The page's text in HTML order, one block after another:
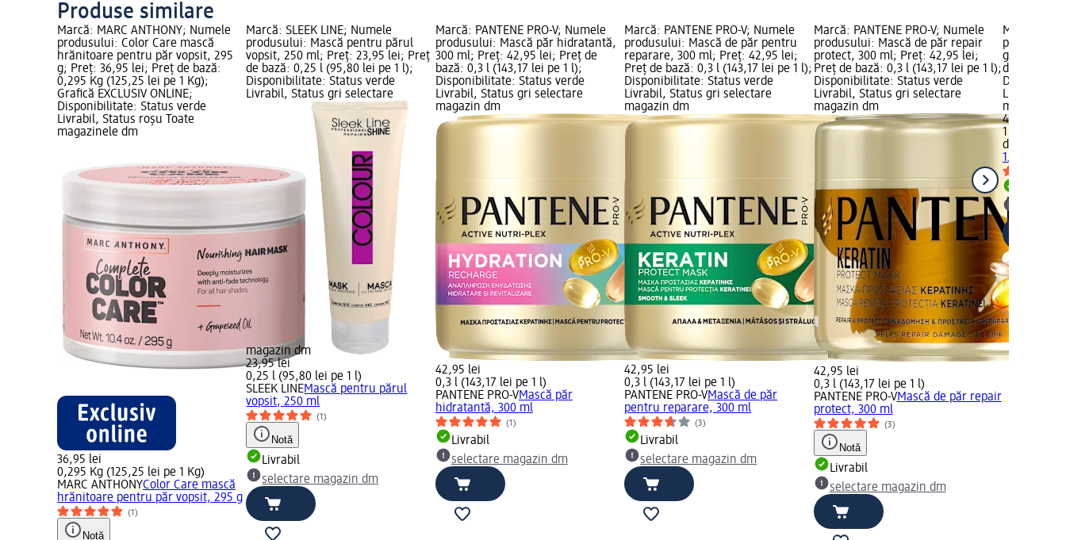
Produse similare
Marcă: MARC ANTHONY; Numele
produsului: Color Care mască
hrănitoare pentru păr vopsit, 295
g; Preț: 36,95 lei; Preț de bază:
0,295 Kg (125,25 lei pe 1 Kg);
Grafică EXCLUSIV ONLINE;
Disponibilitate: Status verde
Livrabil, Status roșu Toate
magazinele dm
36,95 lei
0,295 Kg (125,25 lei pe 1 Kg)
MARC ANTHONYColor Care mască
hrănitoare pentru păr vopsit, 295 g
(1)
Notă
Marcă: SLEEK LINE; Numele
produsului: Mască pentru părul
vopsit, 250 ml; Preț: 23,95 lei; Preț
de bază: 0,25 l (95,80 lei pe 1 l);
Disponibilitate: Status verde
Livrabil, Status gri selectare
magazin dm
23,95 lei
0,25 l (95,80 lei pe 1 l)
SLEEK LINEMască pentru părul
vopsit, 250 ml
(1)
Notă
Livrabil
selectare magazin dm
Marcă: PANTENE PRO-V; Numele
produsului: Mască păr hidratantă,
300 ml; Preț: 42,95 lei; Preț de
bază: 0,3 l (143,17 lei pe 1 l);
Disponibilitate: Status verde
Livrabil, Status gri selectare
magazin dm
42,95 lei
0,3 l (143,17 lei pe 1 l)
PANTENE PRO-VMască păr
hidratantă, 300 ml
(1)
Livrabil
selectare magazin dm
Marcă: PANTENE PRO-V; Numele
produsului: Mască de păr pentru
reparare, 300 ml; Preț: 42,95 lei;
Preț de bază: 0,3 l (143,17 lei pe 1 l);
Disponibilitate: Status verde
Livrabil, Status gri selectare
magazin dm
42,95 lei
0,3 l (143,17 lei pe 1 l)
PANTENE PRO-VMască de păr
pentru reparare, 300 ml
(3)
Livrabil
selectare magazin dm
Marcă: PANTENE PRO-V; Numele
produsului: Mască de păr repair
protect, 300 ml; Preț: 42,95 lei;
Preț de bază: 0,3 l (143,17 lei pe 1 l);
Disponibilitate: Status verde
Livrabil, Status gri selectare
magazin dm
42,95 lei
0,3 l (143,17 lei pe 1 l)
PANTENE PRO-VMască de păr repair
protect, 300 ml
(3)
Notă
Livrabil
selectare magazin dm
Marcă:
produsului:
gum, 1.000
de bază: 1 l
Livrabil,
magazin
40,95 lei
1 l (40,95
destivii
1.000 ml